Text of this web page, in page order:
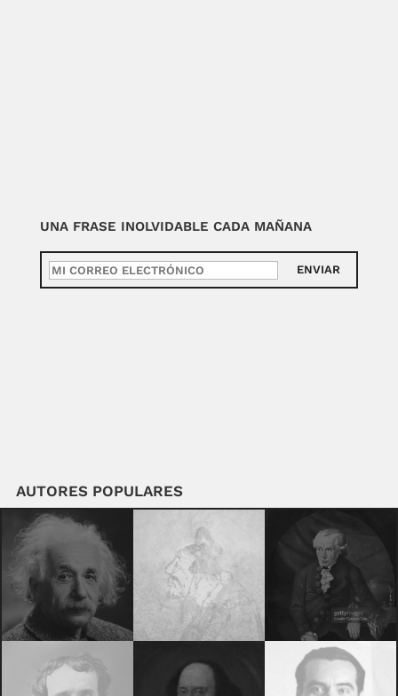
UNA FRASE INOLVIDABLE CADA MAÑANA
ENVIAR
AUTORES POPULARES